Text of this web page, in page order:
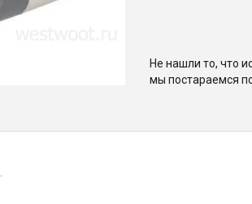
Не нашли то, что
мы постараемся